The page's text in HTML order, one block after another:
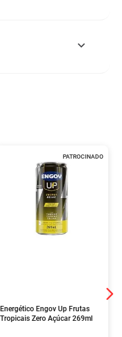
PATROCINADO
Energético Engov Up Frutas
Tropicais Zero Açúcar 269ml